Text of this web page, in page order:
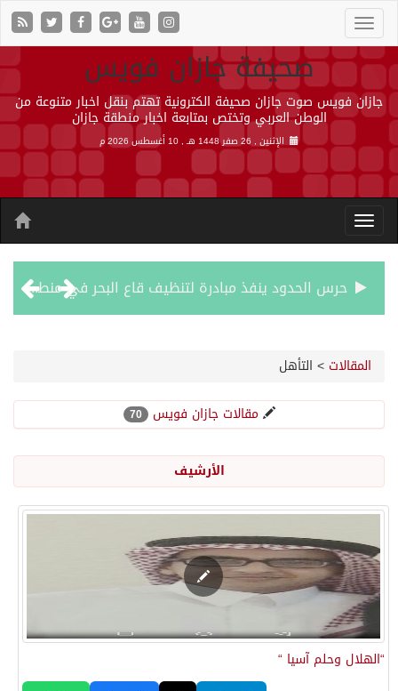
صحيفة جازان فويس
جازان فويس صوت جازان صحيفة الكترونية تهتم بنقل اخبار متنوعة من
الوطن العربي وتختص بمتابعة اخبار منطقة جازان
الإثنين , 26 صفر 1448 هـ , 10 أغسطس 2026 م
حرس الحدود ينفذ مبادرة لتنظيف قاع البحر في منطقة جازان
أمير جازان يشهد توقيع اتفاقيتين ومذكرة تعاون لتعزيز الشراكات والتكامل المؤسسي وخدمة التوجهات التنموية بالمنطقة
سوريا وروسيا تتوصلان إلى مذكرة تفاهم تحسم مصير قاعدتَي حميميم وطرطوس
المقالات > التأهل
مقالات جازان فويس 70
الأرشيف
“الهلال وحلم آسيا “